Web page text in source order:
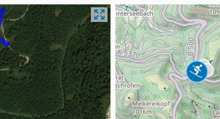
Russland Südkorea Türkei
Aserbaidschan Vereinigte Arabische Emirate
Head Dynastar Salomon
Stöckli Kästle Scott
Indigo
Ogso